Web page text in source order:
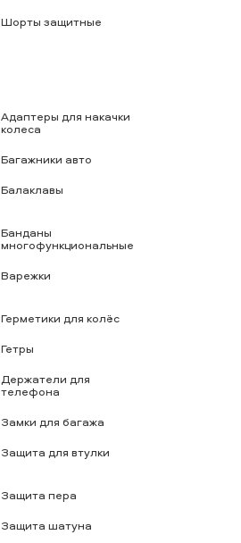
Шорты защитные
Адаптеры для накачки
колеса
Багажники авто
Балаклавы
Банданы
многофункциональные
Варежки
Герметики для колёс
Гетры
Держатели для
телефона
Замки для багажа
Защита для втулки
Защита пера
Защита шатуна